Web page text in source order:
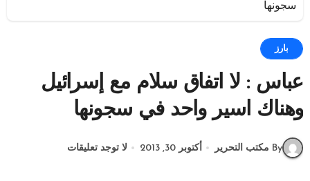
سجونها
بارز
عباس : لا اتفاق سلام مع إسرائيل
وهناك اسير واحد في سجونها
By مكتب التحرير أكتوبر 30, 2013 لا توجد تعليقات